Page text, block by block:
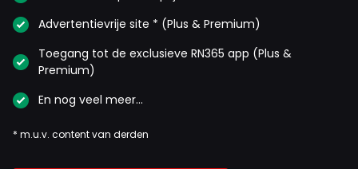
Advertentievrije site * (Plus & Premium)
Toegang tot de exclusieve RN365 app (Plus &
Premium)
En nog veel meer…
* m.u.v. content van derden